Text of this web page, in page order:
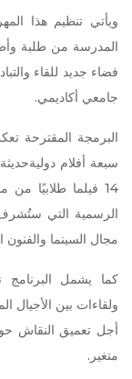
ويأتي تنظيم هذا
المدرسة من طلبة
فضاء جديد للقاء
جامعي أكاديمي.
البرمجة المقترحة
سبعة أفلام
14 فيلما طلابيًا
الرسمية التي
مجال السينما والفنون
كما يشمل البرنامج
ولقاءات بين الأجيال
أجل تعميق النقاش
متغير.